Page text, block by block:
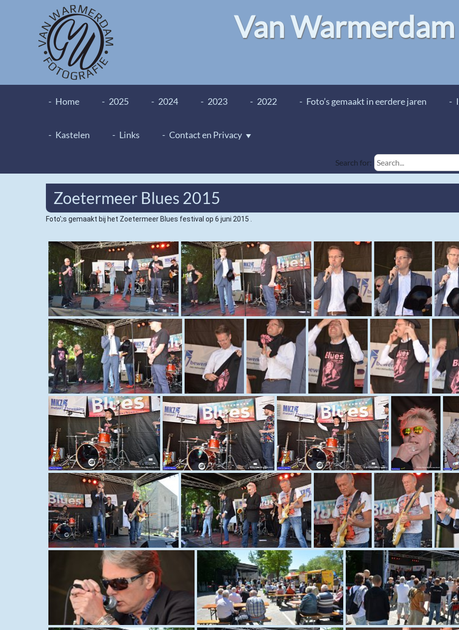
Zoetermeer Blues 2015
Foto';s gemaakt bij het Zoetermeer Blues festival op 6 juni 2015 .
Van
Home 2025 2024 2023 2022 Foto’s gemaakt in eerdere jaren
Kastelen Links Contact en Privacy
Search for: